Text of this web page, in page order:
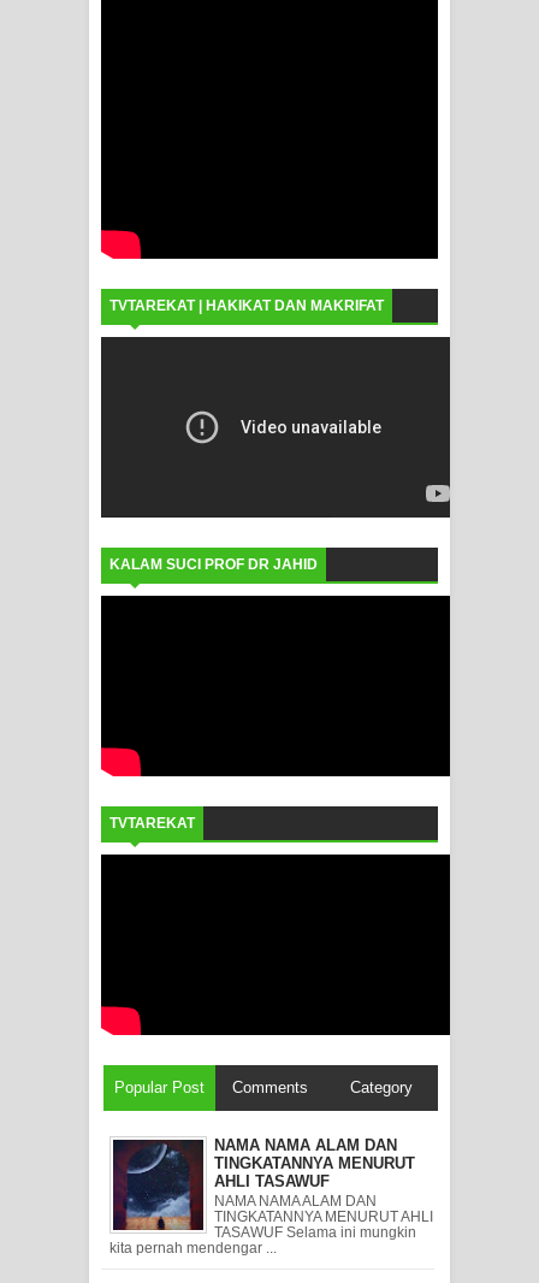
TVTAREKAT | HAKIKAT DAN MAKRIFAT
KALAM SUCI PROF DR JAHID
TVTAREKAT
Popular Post Comments Category
NAMA NAMA ALAM DAN
TINGKATANNYA MENURUT
AHLI TASAWUF
NAMA NAMA ALAM DAN
TINGKATANNYA MENURUT AHLI
TASAWUF Selama ini mungkin
kita pernah mendengar ...